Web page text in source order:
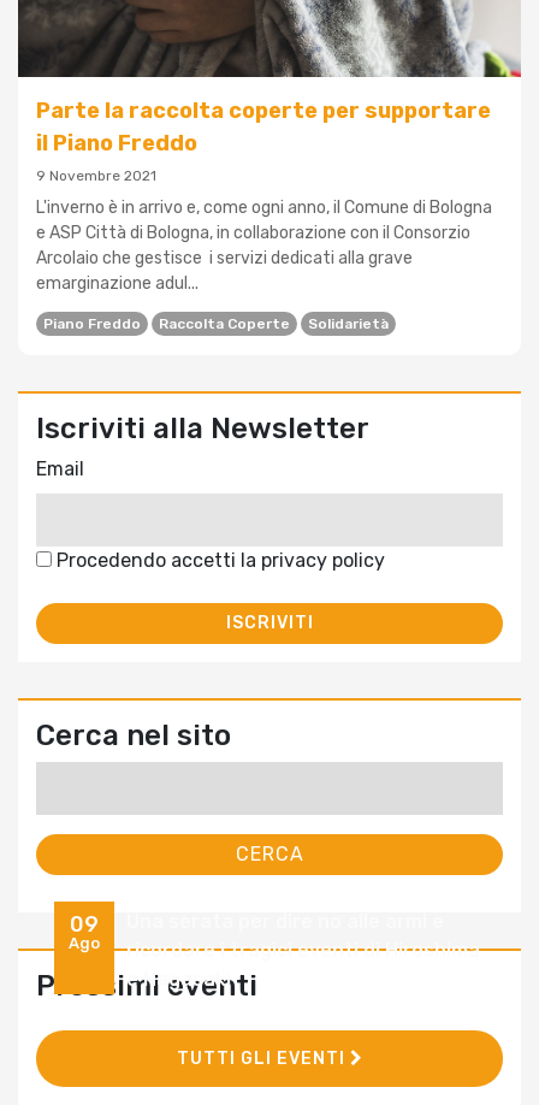
Parte la raccolta coperte per supportare
il Piano Freddo
9 Novembre 2021
L'inverno è in arrivo e, come ogni anno, il Comune di Bologna
e ASP Città di Bologna, in collaborazione con il Consorzio
Arcolaio che gestisce i servizi dedicati alla grave
emarginazione adul...
Piano Freddo Raccolta Coperte Solidarietà
Iscriviti alla Newsletter
Email
Procedendo accetti la privacy policy
Cerca nel sito
Prossimi eventi
09
Ago
ricordare i tragici eventi di Hiroshima
e Nagasaki
TUTTI GLI EVENTI